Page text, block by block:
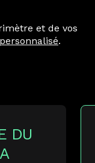
et de vos
.
DU